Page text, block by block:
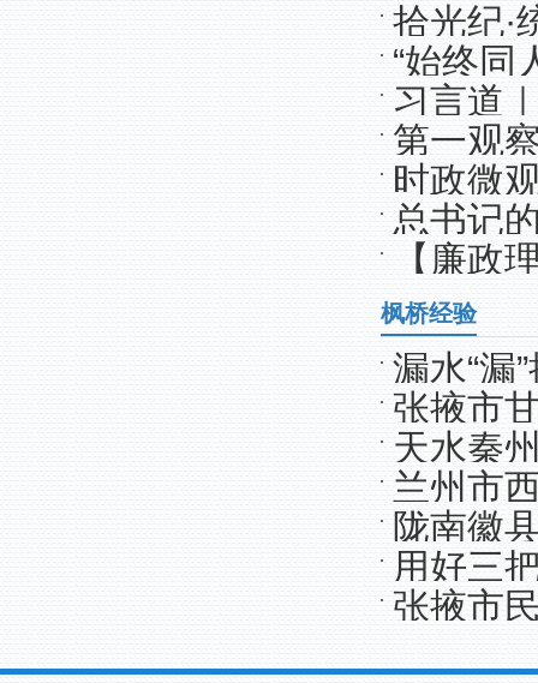
拾光纪·
“始终同
怀）
习言道
第一观
时政微
总书记
工作”
【廉政
枫桥经验
漏水“漏
好“枫”景
张掖市
盾化解“
天水秦
盼
兰州市
陇南徽
用好三
中心规
张掖市
稳定新引